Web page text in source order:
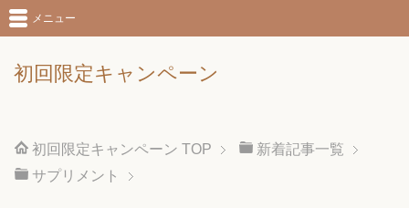
初回限定キャンペーン
メニュー
初回限定キャンペーン TOP
新着記事一覧
サプリメント